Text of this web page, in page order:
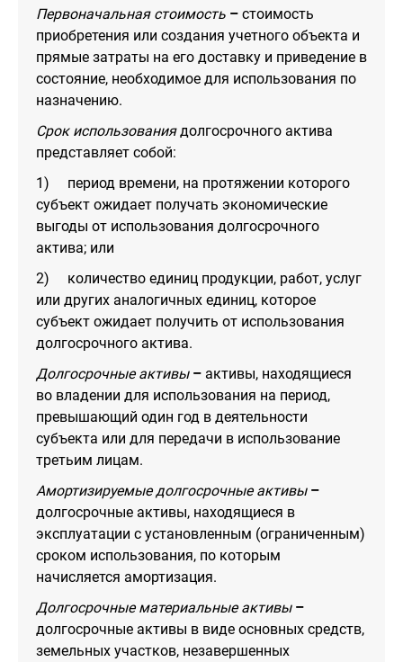
Первоначальная стоимость – стоимость
приобретения или создания учетного объекта и
прямые затраты на его доставку и приведение в
состояние, необходимое для использования по
назначению.
Срок использованиядолгосрочного актива
представляет собой:
1) период времени, на протяжении которого
субъект ожидает получать экономические
выгоды от использования долгосрочного
актива; или
2) количество единиц продукции, работ, услуг
или других аналогичных единиц, которое
субъект ожидает получить от использования
долгосрочного актива.
Долгосрочные активы – активы, находящиеся
во владении для использования на период,
превышающий один год в деятельности
субъекта или для передачи в использование
третьим лицам.
Амортизируемые долгосрочные активы–
долгосрочные активы, находящиеся в
эксплуатации с установленным (ограниченным)
сроком использования, по которым
начисляется амортизация.
Долгосрочные материальные активы –
долгосрочные активы в виде основных средств,
земельных участков, незавершенных